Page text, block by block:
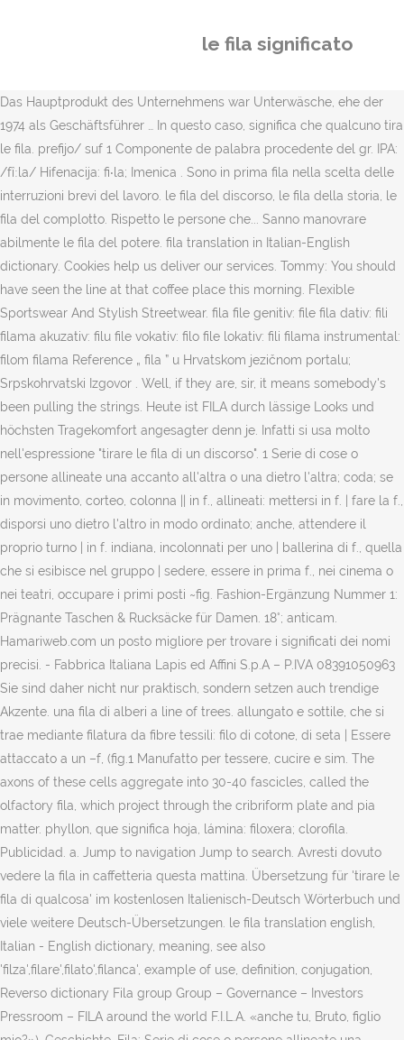
le fila significato
Das Hauptprodukt des Unternehmens war Unterwäsche, ehe der
1974 als Geschäftsführer … In questo caso, significa che qualcuno tira
le fila. prefijo/ suf 1 Componente de palabra procedente del gr. IPA:
/fîːla/ Hifenacija: fi‧la; Imenica . Sono in prima fila nella scelta delle
interruzioni brevi del lavoro. le fila del discorso, le fila della storia, le
fila del complotto. Rispetto le persone che... Sanno manovrare
abilmente le fila del potere. fila translation in Italian-English
dictionary. Cookies help us deliver our services. Tommy: You should
have seen the line at that coffee place this morning. Flexible
Sportswear And Stylish Streetwear. fila file genitiv: file fila dativ: fili
filama akuzativ: filu file vokativ: filo file lokativ: fili filama instrumental:
filom filama Reference „ fila ” u Hrvatskom jezičnom portalu;
Srpskohrvatski Izgovor . Well, if they are, sir, it means somebody's
been pulling the strings. Heute ist FILA durch lässige Looks und
höchsten Tragekomfort angesagter denn je. Infatti si usa molto
nell'espressione "tirare le fila di un discorso". 1 Serie di cose o
persone allineate una accanto all'altra o una dietro l'altra; coda; se
in movimento, corteo, colonna || in f., allineati: mettersi in f. | fare la f.,
disporsi uno dietro l'altro in modo ordinato; anche, attendere il
proprio turno | in f. indiana, incolonnati per uno | ballerina di f., quella
che si esibisce nel gruppo | sedere, essere in prima f., nei cinema o
nei teatri, occupare i primi posti ~fig. Fashion-Ergänzung Nummer 1:
Prägnante Taschen & Rucksäcke für Damen. 18°; anticam.
Hamariweb.com un posto migliore per trovare i significati dei nomi
precisi. - Fabbrica Italiana Lapis ed Affini S.p.A – P.IVA 08391050963
Sie sind daher nicht nur praktisch, sondern setzen auch trendige
Akzente. una fila di alberi a line of trees. allungato e sottile, che si
trae mediante filatura da fibre tessili: filo di cotone, di seta | Essere
attaccato a un –f, (fig.1 Manufatto per tessere, cucire e sim. The
axons of these cells aggregate into 30-40 fascicles, called the
olfactory fila, which project through the cribriform plate and pia
matter. phyllon, que significa hoja, lámina: filoxera; clorofila.
Publicidad. a. Jump to navigation Jump to search. Avresti dovuto
vedere la fila in caffetteria questa mattina. Übersetzung für 'tirare le
fila di qualcosa' im kostenlosen Italienisch-Deutsch Wörterbuch und
viele weitere Deutsch-Übersetzungen. le fila translation english,
Italian - English dictionary, meaning, see also
'filza',filare',filato',filanca', example of use, definition, conjugation,
Reverso dictionary Fila group Group – Governance – Investors
Pressroom – FILA around the world F.I.L.A. «anche tu, Bruto, figlio